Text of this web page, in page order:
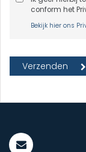
conform het
Bekijk hier ons